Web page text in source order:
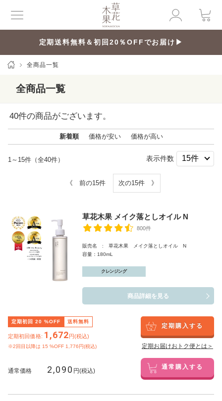
定期送料無料＆初回20％OFFでお届け▶
全商品一覧
全商品一覧
40件の商品がございます。
新着順 価格が安い 価格が高い
1～15件（全40件） 表示件数
《 前の15件 次の15件 》
草花木果 メイク落としオイル N
800件
販売名 : 草花木果 メイク落としオイル N
容量：180mL
クレンジング
商品詳細を見る
定期初回 20 %OFF 送料無料
定期初回価格: 1,672円(税込)
※2回目以降は 15 %OFF 1,776円(税込)
定期購入する
定期お届けおトク便とは＞
通常価格 2,090 円(税込) 通常購入する